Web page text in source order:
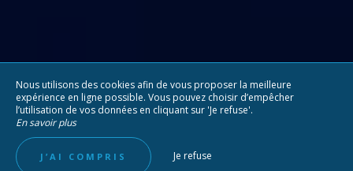
Nous utilisons des cookies afin de vous proposer la meilleure
expérience en ligne possible. Vous pouvez choisir d’empêcher
l’utilisation de vos données en cliquant sur 'Je refuse'.
En savoir plus
J’AI COMPRIS Je refuse